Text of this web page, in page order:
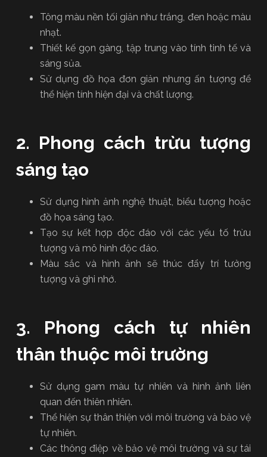
Tông màu nền tối giản như trắng, đen hoặc màu
nhạt.
Thiết kế gọn gàng, tập trung vào tính tinh tế và
sáng sủa.
Sử dụng đồ họa đơn giản nhưng ấn tượng để
thể hiện tính hiện đại và chất lượng.
2. Phong cách trừu tượng
sáng tạo
Sử dụng hình ảnh nghệ thuật, biểu tượng hoặc
đồ họa sáng tạo.
Tạo sự kết hợp độc đáo với các yếu tố trừu
tượng và mô hình độc đáo.
Màu sắc và hình ảnh sẽ thúc đẩy trí tưởng
tượng và ghi nhớ.
3. Phong cách tự nhiên
thân thuộc môi trường
Sử dụng gam màu tự nhiên và hình ảnh liên
quan đến thiên nhiên.
Thể hiện sự thân thiện với môi trường và bảo vệ
tự nhiên.
Các thông điệp về bảo vệ môi trường và sự tái